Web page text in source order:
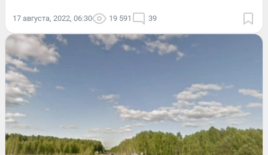
17 августа, 2022, 06:30 19 591 39